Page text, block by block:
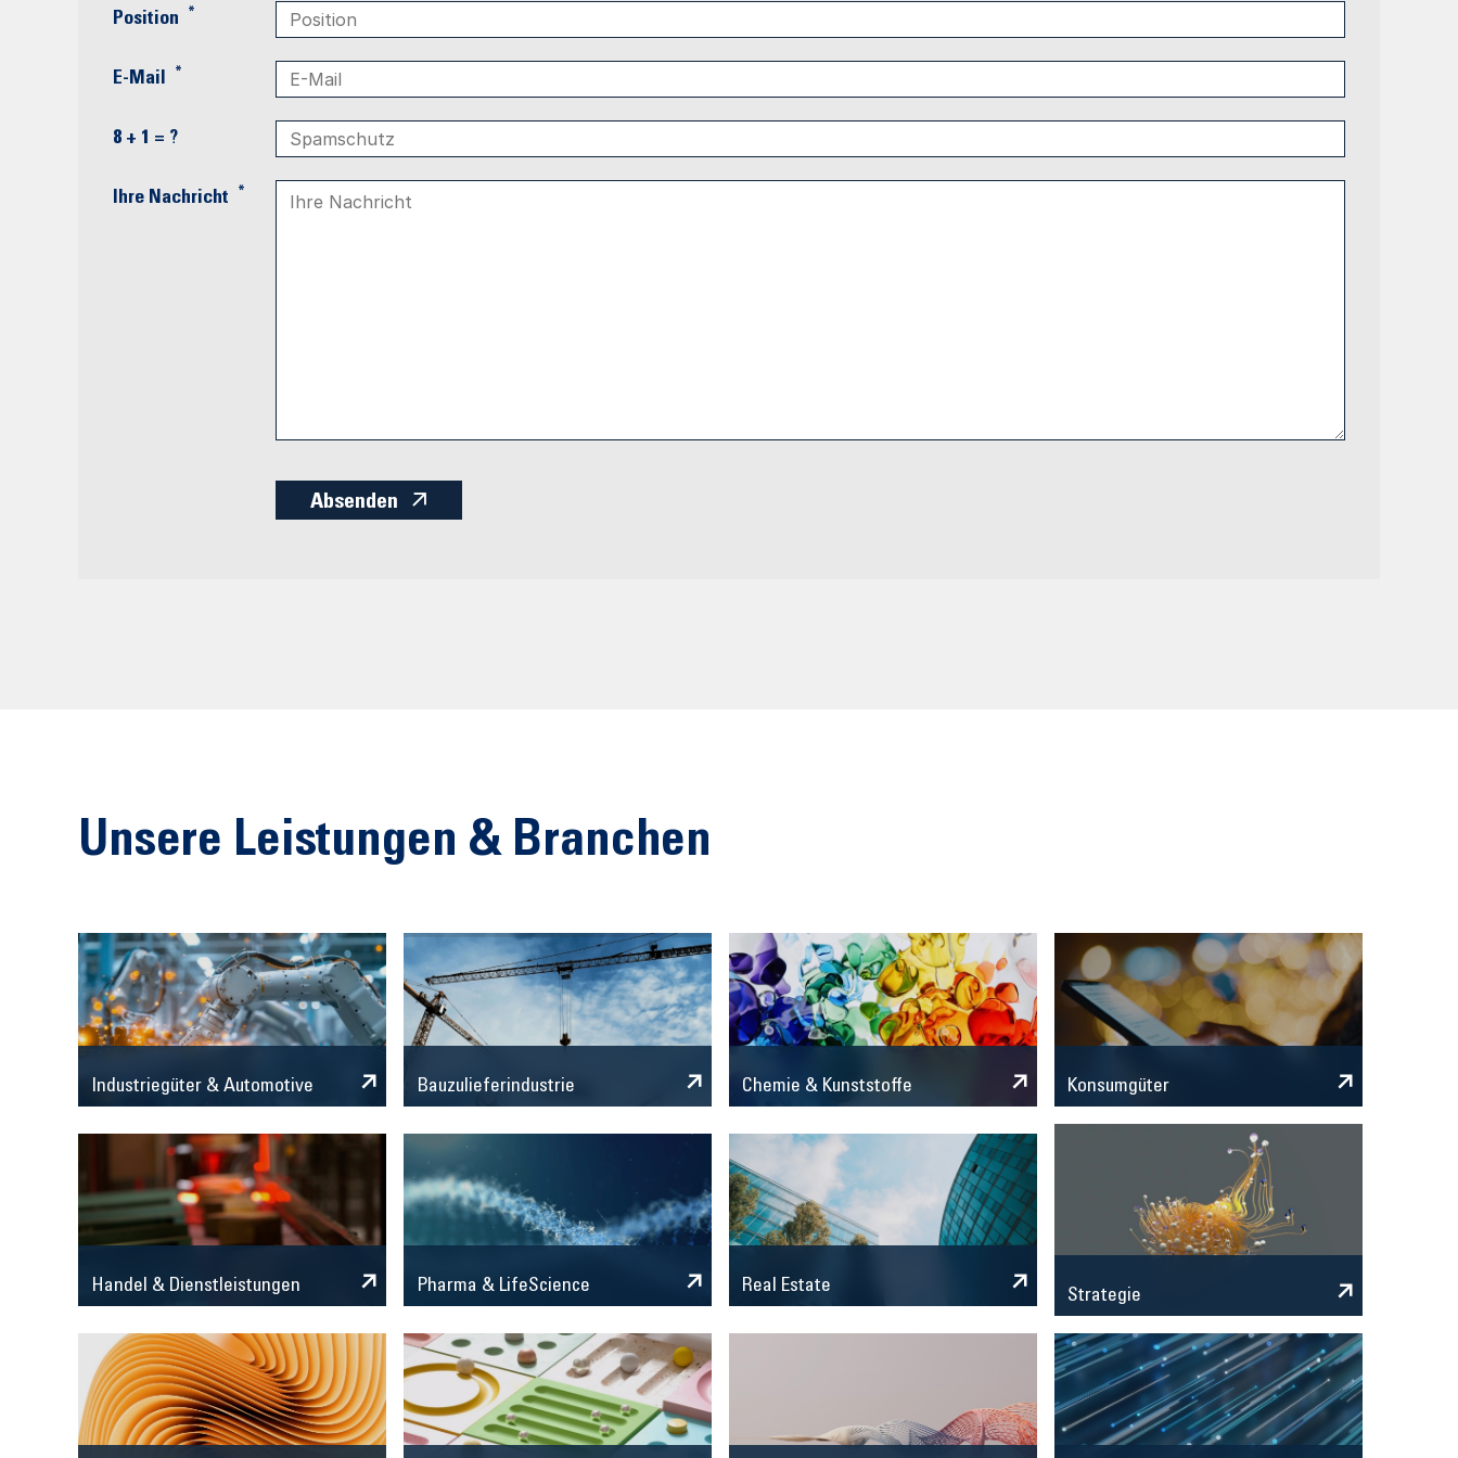
Position *
E-Mail *
8 + 1 = ?
Ihre Nachricht *
Absenden
Unsere Leistungen & Branchen
Industriegüter & Automotive Bauzulieferindustrie Chemie & Kunststoffe Konsumgüter
Handel & Dienstleistungen Pharma & LifeScience Real Estate Strategie